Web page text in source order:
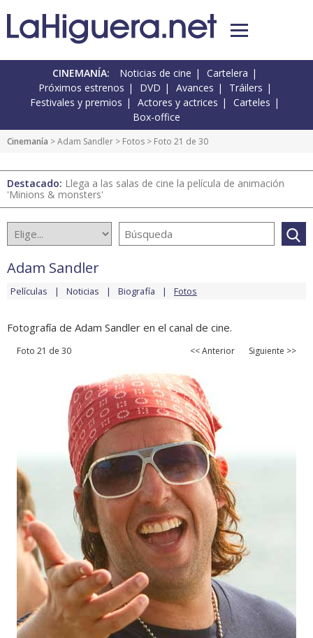
CINEMANÍA: Noticias de cine
Cartelera
Próximos estrenos
DVD Avances
Tráilers
Festivales y premios
Actores y actrices
Carteles
Box-office
Cinemanía >Adam Sandler > Fotos > Foto 21 de 30
Destacado: Llega a las salas de cine la película de animación
'Minions & monsters'
Adam Sandler
Películas Noticias Biografía Fotos
Fotografía de Adam Sandler en el canal de cine.
Foto 21 de 30 << Anterior Siguiente >>